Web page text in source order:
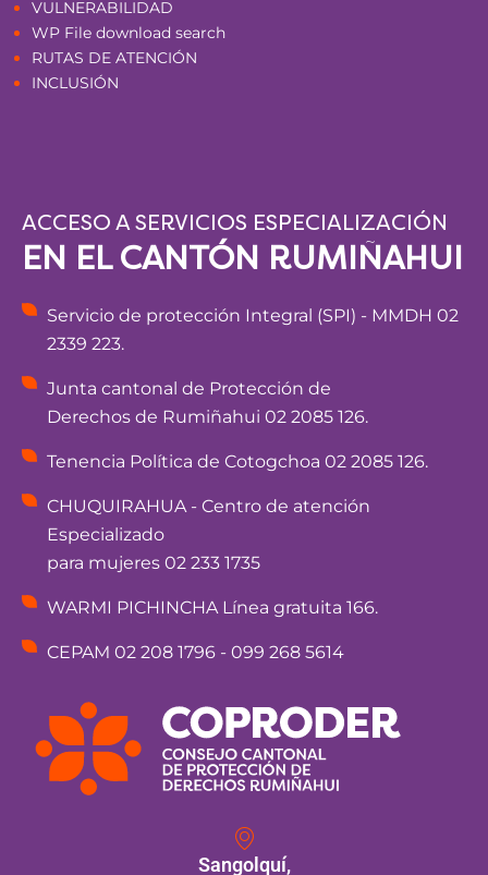
VULNERABILIDAD
WP File download search
RUTAS DE ATENCIÓN
INCLUSIÓN
ACCESO A SERVICIOS ESPECIALIZACIÓN
EN EL CANTÓN RUMIÑAHUI
Servicio de protección Integral (SPI) - MMDH 02
2339 223.
Junta cantonal de Protección de
Derechos de Rumiñahui 02 2085 126.
Tenencia Política de Cotogchoa 02 2085 126.
CHUQUIRAHUA - Centro de atención
Especializado
para mujeres 02 233 1735
WARMI PICHINCHA Línea gratuita 166.
CEPAM 02 208 1796 - 099 268 5614
Sangolquí,